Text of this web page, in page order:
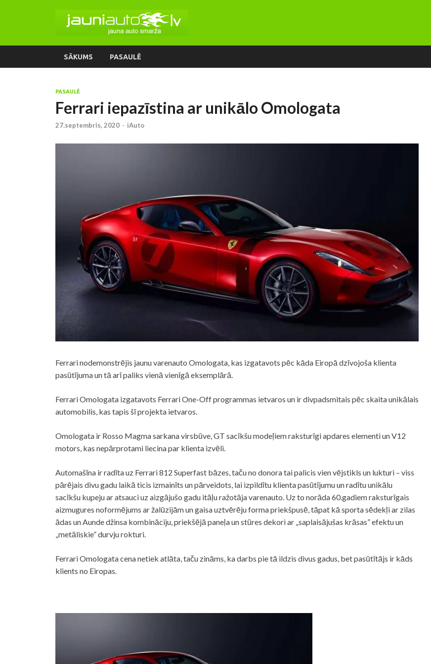
SĀKUMS PASAULĒ
PASAULĒ
Ferrari iepazīstina ar unikālo Omologata
27.septembris, 2020 - iAuto
Ferrari nodemonstrējis jaunu varenauto Omologata, kas izgatavots pēc kāda Eiropā dzīvojoša klienta
pasūtījuma un tā arī paliks vienā vienīgā eksemplārā.
Ferrari Omologata izgatavots Ferrari One-Off programmas ietvaros un ir divpadsmitais pēc skaita unikālais
automobilis, kas tapis šī projekta ietvaros.
Omologata ir Rosso Magma sarkana virsbūve, GT sacīkšu modeļiem raksturīgi apdares elementi un V12
motors, kas nepārprotami liecina par klienta izvēli.
Automašīna ir radīta uz Ferrari 812 Superfast bāzes, taču no donora tai palicis vien vējstikls un lukturi – viss
pārējais divu gadu laikā ticis izmainīts un pārveidots, lai izpildītu klienta pasūtījumu un radītu unikālu
sacīkšu kupeju ar atsauci uz aizgājušo gadu itāļu ražotāja varenauto. Uz to norāda 60.gadiem raksturīgais
aizmugures noformējums ar žalūzijām un gaisa uztvērēju forma priekšpusē, tāpat kā sporta sēdekļi ar zilas
ādas un Aunde džinsa kombināciju, priekšējā paneļa un stūres dekori ar „saplaisājušas krāsas” efektu un
„metāliskie” durvju rokturi.
Ferrari Omologata cena netiek atlāta, taču zināms, ka darbs pie tā ildzis divus gadus, bet pasūtītājs ir kāds
klients no Eiropas.